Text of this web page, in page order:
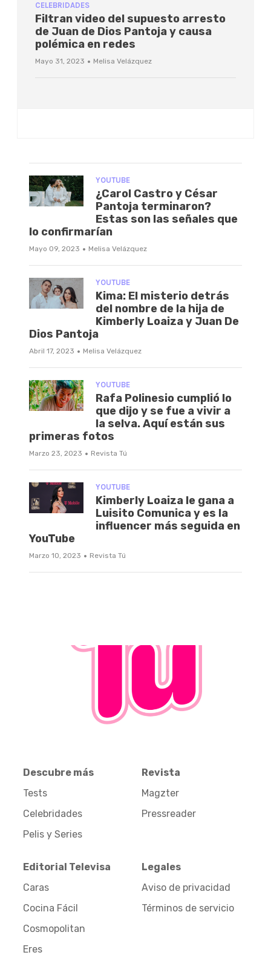
CELEBRIDADES
Filtran video del supuesto arresto
de Juan de Dios Pantoja y causa
polémica en redes
Mayo 31, 2023 · Melisa Velázquez
YOUTUBE
¿Carol Castro y César
Pantoja terminaron?
Estas son las señales que
lo confirmarían
Mayo 09, 2023 · Melisa Velázquez
YOUTUBE
Kima: El misterio detrás
del nombre de la hija de
Kimberly Loaiza y Juan De
Dios Pantoja
Abril 17, 2023 · Melisa Velázquez
YOUTUBE
Rafa Polinesio cumplió lo
que dijo y se fue a vivir a
la selva. Aquí están sus
primeras fotos
Marzo 23, 2023 · Revista Tú
YOUTUBE
Kimberly Loaiza le gana a
Luisito Comunica y es la
influencer más seguida en
YouTube
Marzo 10, 2023 · Revista Tú
Descubre más
Tests
Celebridades
Pelis y Series
Revista
Magzter
Pressreader
Editorial Televisa
Caras
Cocina Fácil
Cosmopolitan
Eres
Legales
Aviso de privacidad
Términos de servicio